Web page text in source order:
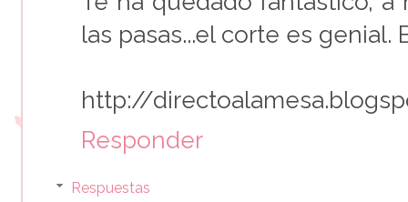
las pasas...el corte es genial.
http://
Responder
Respuestas